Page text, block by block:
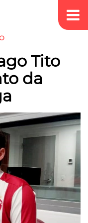
Tito
da